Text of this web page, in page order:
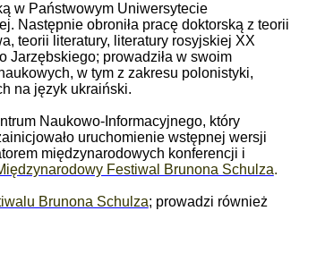
w Państwowym Uniwersytecie
Następnie obroniła pracę doktorską z teorii
teorii literatury, literatury rosyjskiej XX
Jarzębskiego; prowadziła w swoim
w tym z zakresu polonistyki,
na język ukraiński.
Naukowo-Informacyjnego, który
uruchomienie wstępnej wersji
międzynarodowych konferencji i
Festiwal Brunona Schulza.
Brunona Schulza; prowadzi również